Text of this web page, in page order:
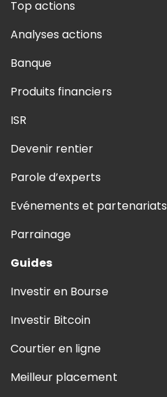
Top actions
Analyses actions
Banque
Produits financiers
ISR
Devenir rentier
Parole d’experts
Evénements et partenariats
Parrainage
Guides
Investir en Bourse
Investir Bitcoin
Courtier en ligne
Meilleur placement